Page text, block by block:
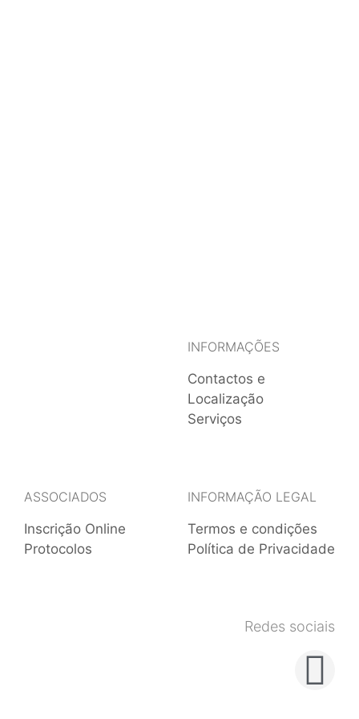
INFORMAÇÕES
Contactos e
Localização
Serviços
ASSOCIADOS
Inscrição Online
Protocolos
INFORMAÇÃO LEGAL
Termos e condições
Política de Privacidade
Redes sociais